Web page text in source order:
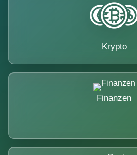
Krypto
Finanzen